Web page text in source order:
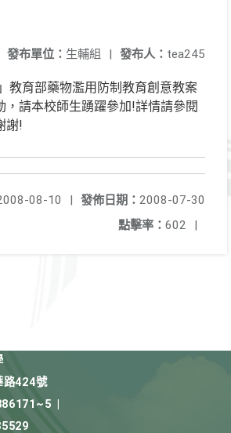
發布人： tea245
發布單位： 生輔組 |
教育部藥物濫用防制教育創意教案
，請本校師生踴躍參加!詳情請參閱
謝!
發佈日期： 2008-07-30
08-10
|
點擊率： 602 |
路424號